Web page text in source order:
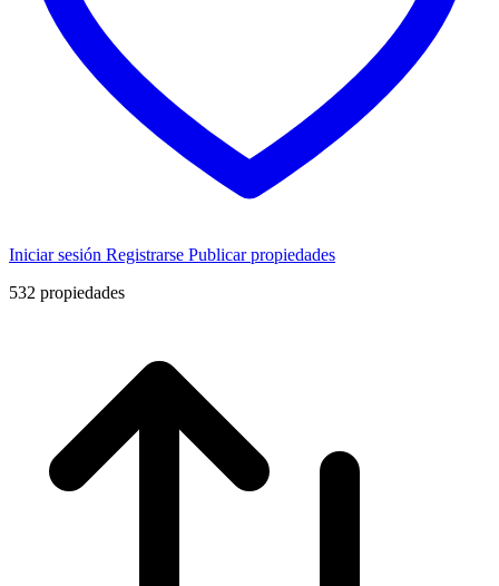
Iniciar sesión Registrarse Publicar propiedades
532 propiedades